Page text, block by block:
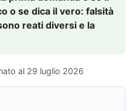
o se dica il vero: falsità
reati diversi e la
al 29 luglio 2026